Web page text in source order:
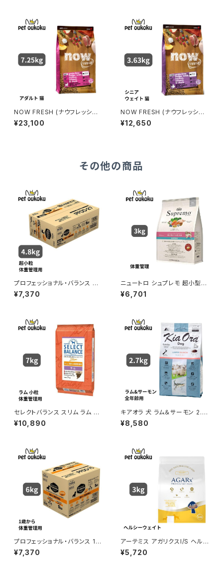
NOW FRESH (ナウフレッシュ)
グレインフリー アダルトキャット
7.25kg
¥23,100
NOW FRESH (ナウフレッシュ)
グレインフリー シニアキャット＆
ウェイトマネジメント 3.63kg
¥12,650
その他の商品
プロフェッショナル・バランス 超
小粒 1歳から成犬用 体重管理4.
8kg
¥7,370
ニュートロ シュプレモ 超小型
犬〜小型犬 体重管理用 3kg 4
562358781865
¥6,701
セレクトバランス スリム ラム 小
粒 成犬の体重管理用 7kg
¥10,890
キアオラ 犬 ラム＆サーモン 2.7
kg
¥8,580
プロフェッショナル・バランス 1歳
から成犬用 体重管理 6kg
¥7,370
アーテミス アガリクスI/S ヘル
シーウェイト 小粒 3kg 81336
90084349
¥5,720